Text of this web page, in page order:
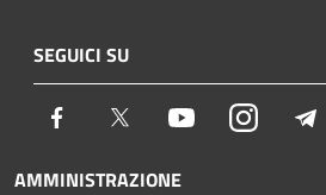
SEGUICI SU
Facebook Twitter YoutubeInstagram
AMMINISTRAZIONE